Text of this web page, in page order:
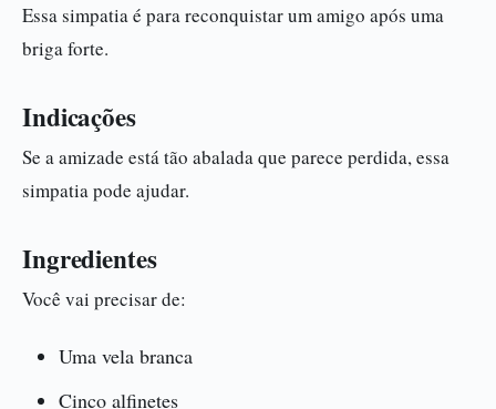
Essa simpatia é para reconquistar um amigo após uma
briga forte.
Indicações
Se a amizade está tão abalada que parece perdida, essa
simpatia pode ajudar.
Ingredientes
Você vai precisar de:
Uma vela branca
Cinco alfinetes